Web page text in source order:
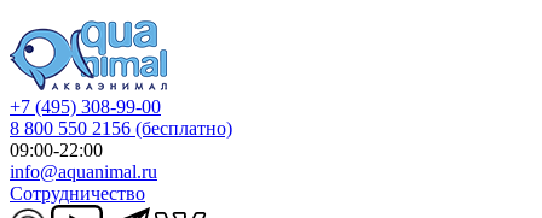
+7 (495) 308-99-00
8 800 550 2156 (бесплатно)
09:00-22:00
info@aquanimal.ru
Сотрудничество